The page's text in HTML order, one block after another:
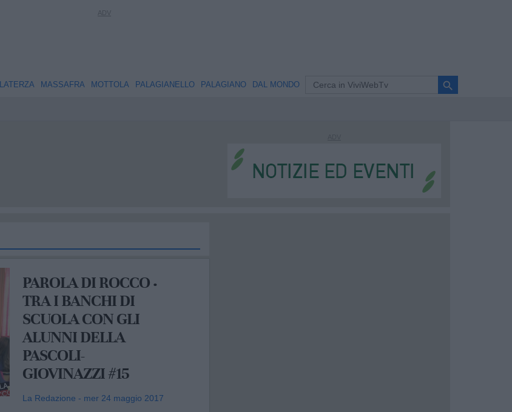
LATERZA MASSAFRA MOTTOLA PALAGIANELLO PALAGIANO DAL MONDO search
PAROLA DI ROCCO ·
TRA I BANCHI DI
SCUOLA CON GLI
ALUNNI DELLA
PASCOLI-
GIOVINAZZI #15
La Redazione - mer 24 maggio 2017